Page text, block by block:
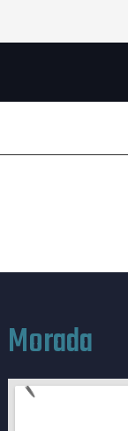
Morada